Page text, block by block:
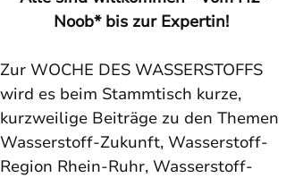
Noob* bis zur Expertin!
Zur WOCHE DES WASSERSTOFFS
wird es beim Stammtisch kurze,
kurzweilige Beiträge zu den Themen
Wasserstoff-Zukunft, Wasserstoff-
Region Rhein-Ruhr, Wasserstoff-